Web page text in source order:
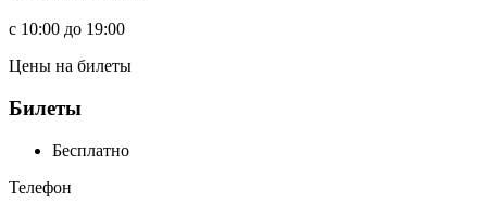
c 10:00 до 19:00
Цены на билеты
Билеты
Бесплатно
Телефон